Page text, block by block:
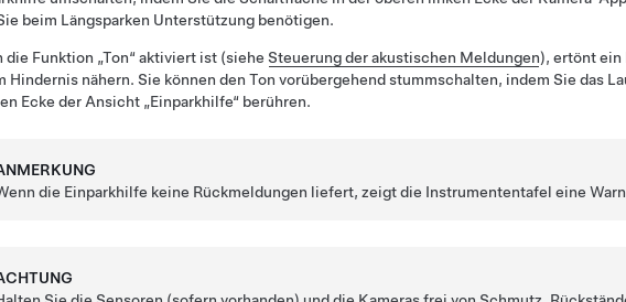
beim Längsparken Unterstützung benötigen.
die Funktion „Ton“ aktiviert ist (siehe Steuerung der akustischen Meldungen), ertönt ein
Hindernis nähern. Sie können den Ton vorübergehend stummschalten, indem Sie das
Ecke der Ansicht „Einparkhilfe“ berühren.
die Einparkhilfe keine Rückmeldungen liefert, zeigtdie Instrumententafel eine